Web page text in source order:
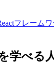
フレーム
学べる